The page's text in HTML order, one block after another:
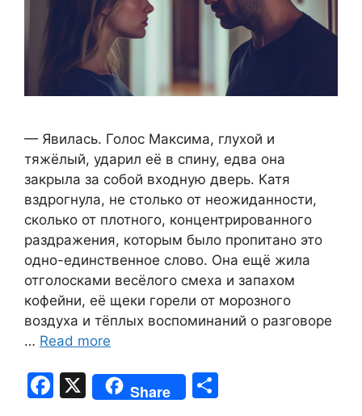
— Явилась. Голос Максима, глухой и
тяжёлый, ударил её в спину, едва она
закрыла за собой входную дверь. Катя
вздрогнула, не столько от неожиданности,
сколько от плотного, концентрированного
раздражения, которым было пропитано это
одно-единственное слово. Она ещё жила
отголосками весёлого смеха и запахом
кофейни, её щеки горели от морозного
воздуха и тёплых воспоминаний о разговоре
… Read more
F
X Share